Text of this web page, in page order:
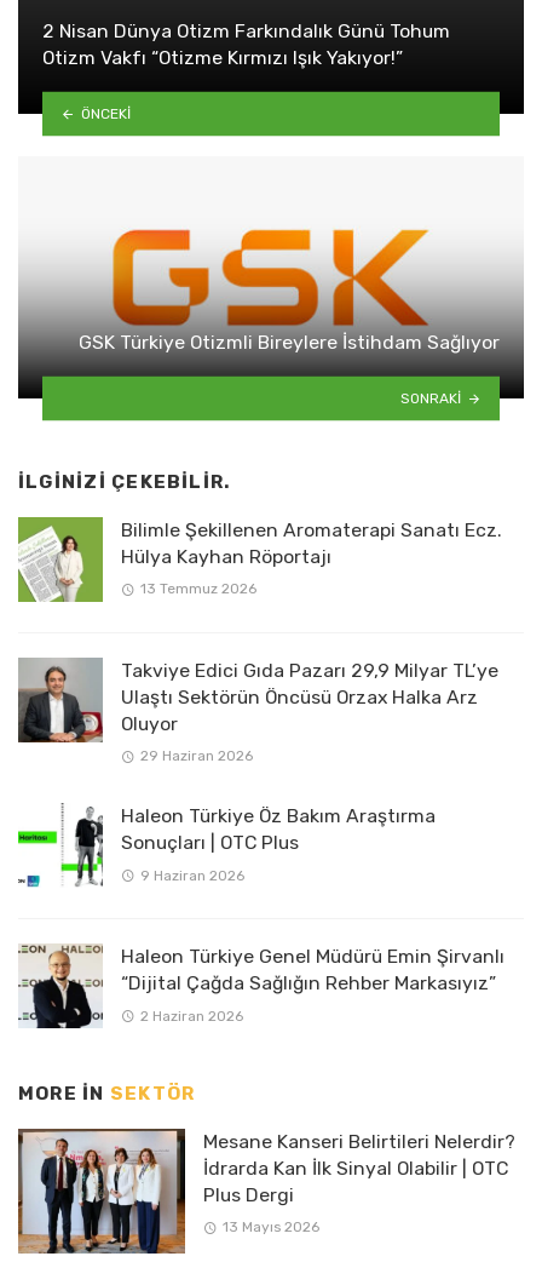
2 Nisan Dünya Otizm Farkındalık Günü Tohum
Otizm Vakfı “Otizme Kırmızı Işık Yakıyor!”
ÖNCEKI
GSK Türkiye Otizmli Bireylere İstihdam Sağlıyor
SONRAKI
İLGINIZI ÇEKEBILIR.
Bilimle Şekillenen Aromaterapi Sanatı Ecz.
Hülya Kayhan Röportajı
13 Temmuz 2026
Takviye Edici Gıda Pazarı 29,9 Milyar TL’ye
Ulaştı Sektörün Öncüsü Orzax Halka Arz
Oluyor
29 Haziran 2026
Haleon Türkiye Öz Bakım Araştırma
Sonuçları | OTC Plus
9 Haziran 2026
Haleon Türkiye Genel Müdürü Emin Şirvanlı
“Dijital Çağda Sağlığın Rehber Markasıyız”
2 Haziran 2026
MORE IN SEKTÖR
Mesane Kanseri Belirtileri Nelerdir?
İdrarda Kan İlk Sinyal Olabilir | OTC
Plus Dergi
13 Mayıs 2026